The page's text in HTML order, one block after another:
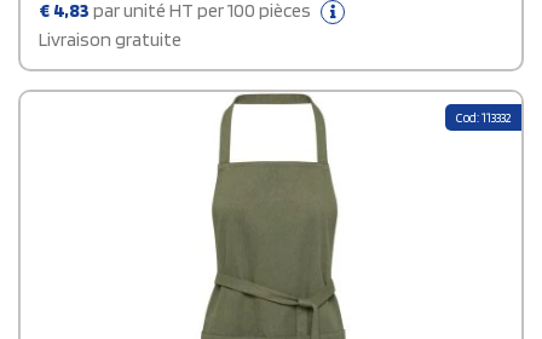
fermeture à cordon d'un mètre assure un ajustement
confortable et sécurisé. Le coton recyclé utilisé est issu de
déchets de pré-consommation des usines textiles, ce qui peut
entraîner de légères variations de couleur, conférant au tablier
mesurant 55 cm, permet un port aisé et adaptable. Ce tablier
personnalisable est idéal pour ceux qui recherchent un
accessoire écologique sans compromis sur le style et la
€ 4,83 par unité HT per 100 pièces
Livraison gratuite
Cod: 113332